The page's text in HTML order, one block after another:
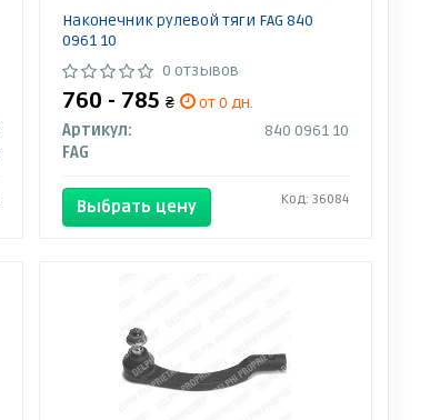
Наконечник рулевой тяги FAG 840
0961 10
0 отзывов
760 - 785₴
от 0 дн.
Артикул:
840 0961 10
FAG
Выбрать цену Код: 36084